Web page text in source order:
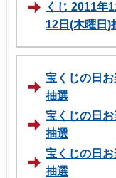
くじ 2011年
12日(木曜日)
宝くじの日
抽選
宝くじの日
抽選
宝くじの日
抽選